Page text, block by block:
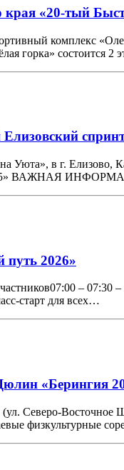
«20-тый
комплекс
горка» состоится 2
Уюта», в г. Елизово,
ВАЖНАЯ
путь 2026»
–
старт для всех…
«Берингия
Северо-
физкультурные